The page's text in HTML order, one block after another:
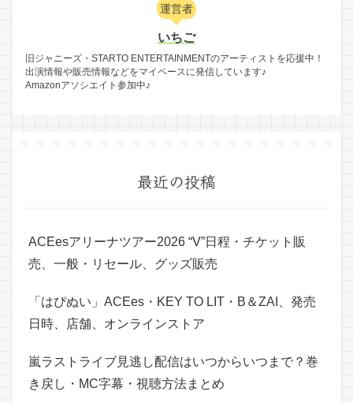
運営者
いちご
旧ジャニーズ・STARTO ENTERTAINMENTのアーティストを応援中！
出演情報や販売情報などをマイペースに発信しています♪
Amazonアソシエイト参加中♪
最近の投稿
ACEesアリーナツアー2026 “V”日程・チケット販
売、一般・リセール、グッズ販売
「はぴぬい」ACEes・KEY TO LIT・B＆ZAI、発売
日時、店舗、オンラインストア
嵐ラストライブ見逃し配信はいつからいつまで？巻
き戻し・MC字幕・視聴方法まとめ